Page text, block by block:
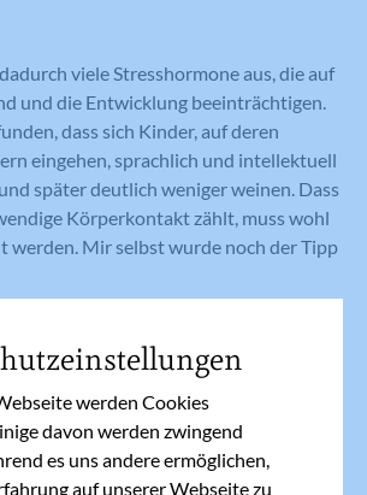
viele Stresshormone aus, die auf
und die Entwicklung beeinträchtigen.
dass sich Kinder, auf deren
eingehen, sprachlich und intellektuell
später deutlich weniger weinen. Dass
Körperkontakt zählt, muss wohl
werden. Mir selbst wurde noch der Tipp
alleine
lass es
wird’s schon
und
werden Cookies
davon werden zwingend
es uns andere ermöglichen,
auf unserer Webseite zu